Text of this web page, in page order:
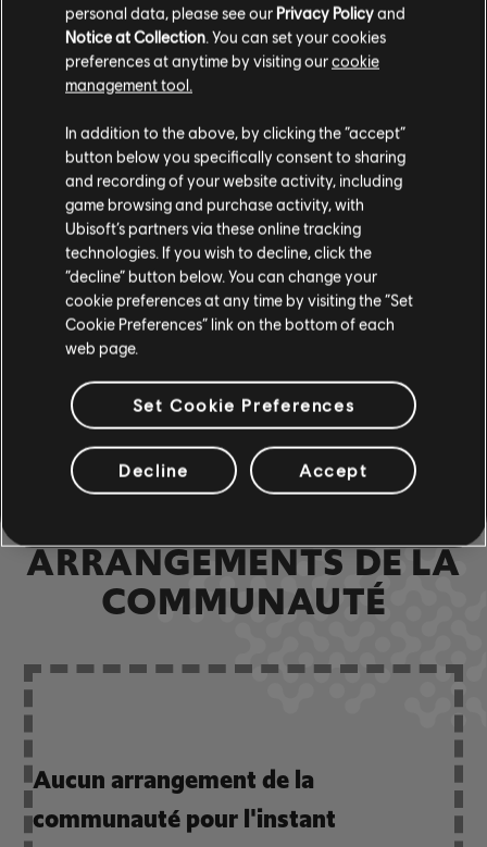
Instrument / Type d'arr. Vérifié
Arrangement accords
Guitare solo
Piano
R+ Team &
ARCHI
ARRANGEMENTS DE LA
COMMUNAUTÉ
Aucun arrangement de la
communauté pour l'instant
personal data, please see our Privacy Policyand
Notice at Collection. You can set your cookies
preferences at anytime by visiting ourcookie
management tool.
In addition to the above, by clicking the “accept”
button below you specifically consent to sharing
and recording of your website activity, including
game browsing and purchase activity, with
Ubisoft’s partners via these online tracking
technologies. If you wish to decline, click the
“decline” button below. You can change your
cookie preferences at any time by visiting the “Set
Cookie Preferences” link on the bottom of each
web page.
Set Cookie Preferences
Decline Accept